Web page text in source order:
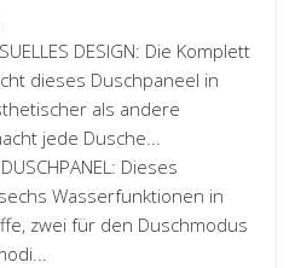
DESIGN: Die Komplett
dieses Duschpaneel in
als andere
jede Dusche...
DUSCHPANEL: Dieses
Wasserfunktionen in
zwei für den Duschmodus